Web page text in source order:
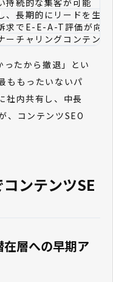
持続的な集客が可能
、長期的にリードを生み
求でE-E-A-T評価が向上
ーチャリングコンテン
たから撤退」とい
ももったいないパ
社内共有し、中長
、コンテンツSEO
ンテンツSE
層への早期ア